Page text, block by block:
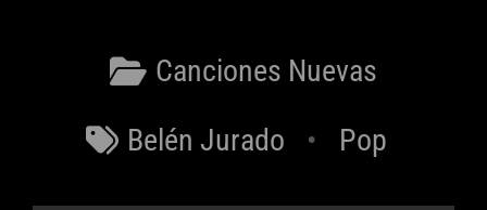
Categorías
Canciones Nuevas
Etiquetas
Belén Jurado Pop